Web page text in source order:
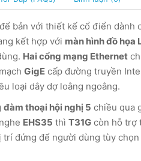
bản với thiết kế cổ điển dành
kết hợp với màn hình đồ họa
Hai cổng mạng Ethernet
GigE cấp đường truyền
loại dây dợ loằng ngoằng.
đàm thoại hội nghị 5 chiều qua
EHS35 thì T31G còn hỗ trợ
đứng để người dùng tùy